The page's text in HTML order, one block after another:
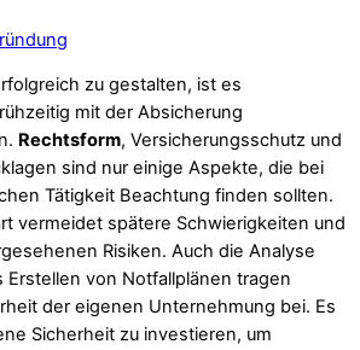
zu gestalten, ist es
mit der Absicherung
Rechtsform, Versicherungsschutz und
sind nur einige Aspekte, die bei
Tätigkeit Beachtung finden sollten.
vermeidet spätere Schwierigkeiten und
Risiken. Auch die Analyse
Erstellen von Notfallplänen tragen
der eigenen Unternehmung bei. Es
Sicherheit zu investieren, um